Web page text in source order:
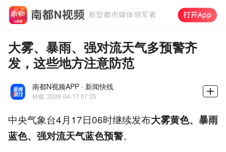
大雾、暴雨、强对流天气多预警齐
发，这些地方注意防范
南都N视频APP · 新闻快线
转载 2026-04-17 07:35
中央气象台4月17日06时继续发布大雾黄色、暴雨
蓝色、强对流天气蓝色预警。